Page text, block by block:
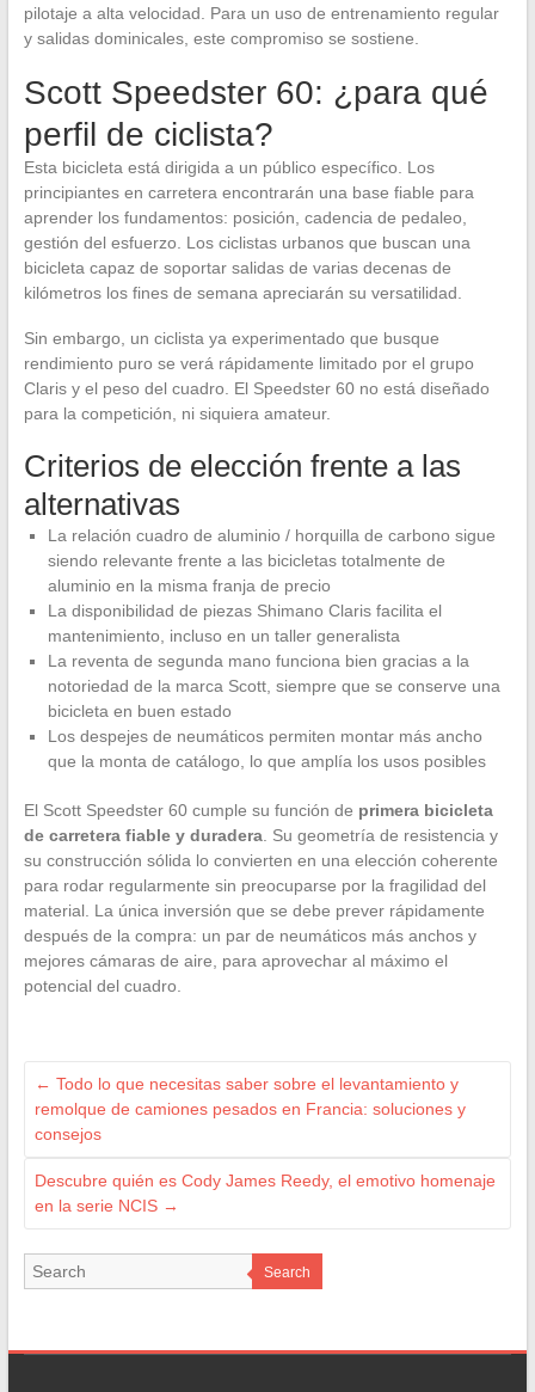
pilotaje a alta velocidad. Para un uso de entrenamiento regular
y salidas dominicales, este compromiso se sostiene.
Scott Speedster 60: ¿para qué
perfil de ciclista?
Esta bicicleta está dirigida a un público específico. Los
principiantes en carretera encontrarán una base fiable para
aprender los fundamentos: posición, cadencia de pedaleo,
gestión del esfuerzo. Los ciclistas urbanos que buscan una
bicicleta capaz de soportar salidas de varias decenas de
kilómetros los fines de semana apreciarán su versatilidad.
Sin embargo, un ciclista ya experimentado que busque
rendimiento puro se verá rápidamente limitado por el grupo
Claris y el peso del cuadro. El Speedster 60 no está diseñado
para la competición, ni siquiera amateur.
Criterios de elección frente a las
alternativas
La relación cuadro de aluminio / horquilla de carbono sigue
siendo relevante frente a las bicicletas totalmente de
aluminio en la misma franja de precio
La disponibilidad de piezas Shimano Claris facilita el
mantenimiento, incluso en un taller generalista
La reventa de segunda mano funciona bien gracias a la
notoriedad de la marca Scott, siempre que se conserve una
bicicleta en buen estado
Los despejes de neumáticos permiten montar más ancho
que la monta de catálogo, lo que amplía los usos posibles
El Scott Speedster 60 cumple su función de primera bicicleta
de carretera fiable y duradera. Su geometría de resistencia y
su construcción sólida lo convierten en una elección coherente
para rodar regularmente sin preocuparse por la fragilidad del
material. La única inversión que se debe prever rápidamente
después de la compra: un par de neumáticos más anchos y
mejores cámaras de aire, para aprovechar al máximo el
potencial del cuadro.
← Todo lo que necesitas saber sobre el levantamiento y
remolque de camiones pesados en Francia: soluciones y
consejos
Descubre quién es Cody James Reedy, el emotivo homenaje
en la serie NCIS →
Search